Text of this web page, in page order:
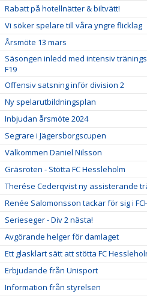
Rabatt på hotellnätter & biltvätt!
Vi söker spelare till våra yngre flicklag
Årsmöte 13 mars
Säsongen inledd med intensiv
F19
Offensiv satsning inför division 2
Ny spelarutbildningsplan
Inbjudan årsmöte 2024
Segrare i Jägersborgscupen
Välkommen Daniel Nilsson
Gräsroten - Stötta FC Hessleholm
Therése Cederqvist ny assisterande
Renée Salomonsson tackar för sig i
Serieseger - Div 2 nästa!
Avgörande helger för damlaget
Ett glasklart sätt att stötta FC
Erbjudande från Unisport
Information från styrelsen